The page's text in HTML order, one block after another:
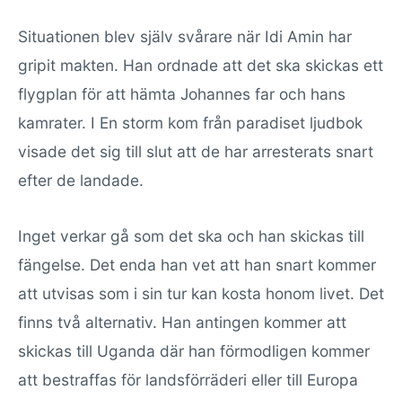
Situationen blev själv svårare när Idi Amin har
gripit makten. Han ordnade att det ska skickas ett
flygplan för att hämta Johannes far och hans
kamrater. I En storm kom från paradiset ljudbok
visade det sig till slut att de har arresterats snart
efter de landade.
Inget verkar gå som det ska och han skickas till
fängelse. Det enda han vet att han snart kommer
att utvisas som i sin tur kan kosta honom livet. Det
finns två alternativ. Han antingen kommer att
skickas till Uganda där han förmodligen kommer
att bestraffas för landsförräderi eller till Europa